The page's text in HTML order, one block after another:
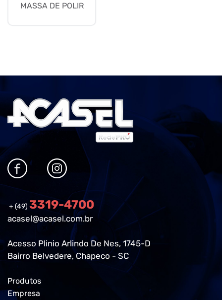
MASSA DE POLIR
+ (49) 3319-4700
acasel@acasel.com.br
Acesso Plinio Arlindo De Nes, 1745-D
Bairro Belvedere, Chapeco - SC
Produtos
Empresa